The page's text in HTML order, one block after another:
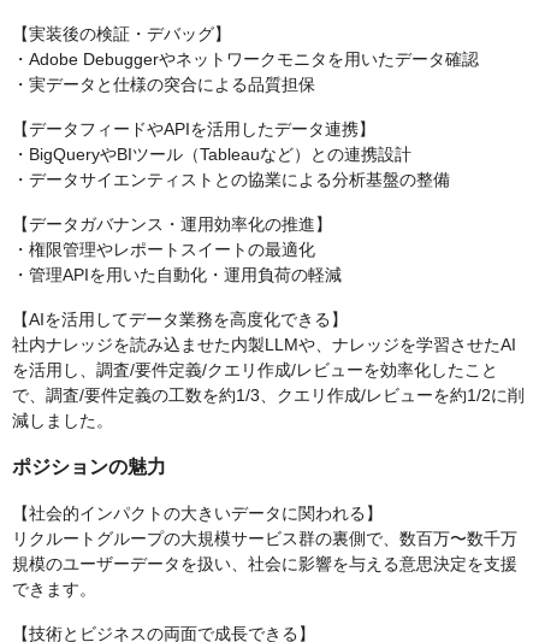
【実装後の検証・デバッグ】
・Adobe Debuggerやネットワークモニタを用いたデータ確認
・実データと仕様の突合による品質担保
【データフィードやAPIを活用したデータ連携】
・BigQueryやBIツール（Tableauなど）との連携設計
・データサイエンティストとの協業による分析基盤の整備
【データガバナンス・運用効率化の推進】
・権限管理やレポートスイートの最適化
・管理APIを用いた自動化・運用負荷の軽減
【AIを活用してデータ業務を高度化できる】
社内ナレッジを読み込ませた内製LLMや、ナレッジを学習させたAI
を活用し、調査/要件定義/クエリ作成/レビューを効率化したこと
で、調査/要件定義の工数を約1/3、クエリ作成/レビューを約1/2に削
減しました。
ポジションの魅力
【社会的インパクトの大きいデータに関われる】
リクルートグループの大規模サービス群の裏側で、数百万〜数千万
規模のユーザーデータを扱い、社会に影響を与える意思決定を支援
できます。
【技術とビジネスの両面で成長できる】